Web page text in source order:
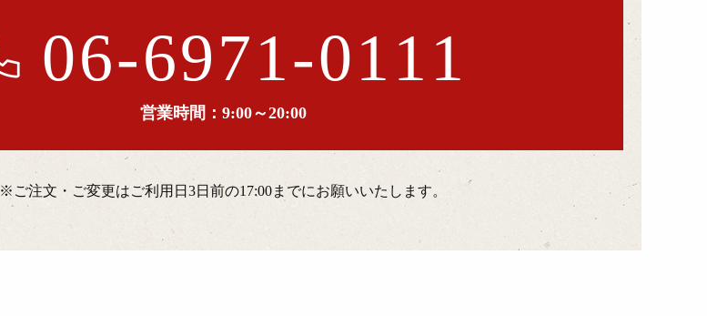
06-6971-0111
営業時間：9:00～20:00
※ご注文・ご変更はご利用日3日前の17:00までにお願いいたします。